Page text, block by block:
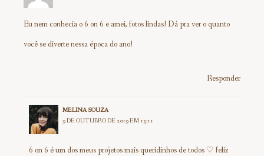
Eu nem conhecia o 6 on 6 e amei, fotos lindas! Dá pra ver o quanto
você se diverte nessa época do ano!
Responder
MELINA SOUZA
9 DE OUTUBRO DE 2019 EM 13:11
6 on 6 é um dos meus projetos mais queridinhos de todos ♡ feliz